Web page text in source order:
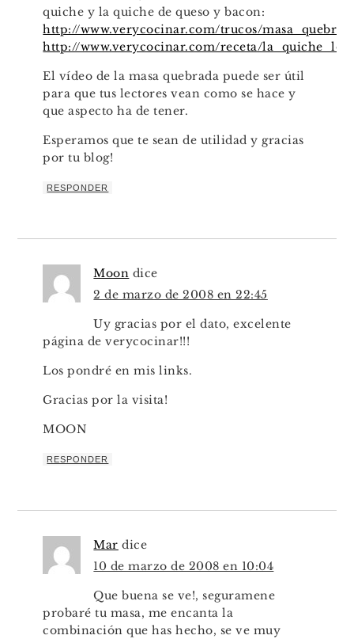
quiche y la quiche de queso y bacon:
http://www.verycocinar.com/trucos/
http://www.verycocinar.com/receta/
El vídeo de la masa quebrada puede ser útil
para que tus lectores vean como se hace y
que aspecto ha de tener.
Esperamos que te sean de utilidad y gracias
por tu blog!
RESPONDER
Moon dice
2 de marzo de 2008 en 22:45
Uy gracias por el dato, excelente
página de verycocinar!!!
Los pondré en mis links.
Gracias por la visita!
MOON
RESPONDER
Mar dice
10 de marzo de 2008 en 10:04
Que buena se ve!, seguramene
probaré tu masa, me encanta la
combinación que has hecho, se ve muy